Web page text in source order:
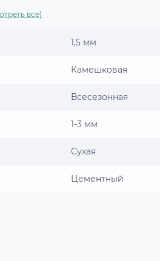
все)
1,5 мм
Камешковая
Всесезонная
1-3 мм
Сухая
Цементный